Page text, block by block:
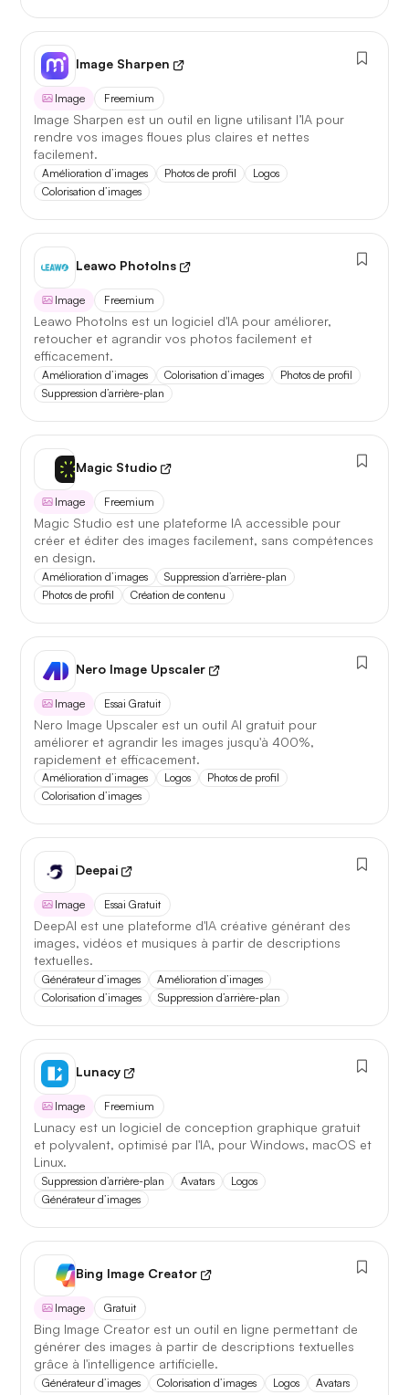
Image Sharpen
Image Freemium
Image Sharpen est un outil en ligne utilisant l’IA pour
rendre vos images floues plus claires et nettes
facilement.
Amélioration d’images Photos de profil
Logos
Colorisation d’images
Leawo PhotoIns
Image Freemium
Leawo PhotoIns est un logiciel d'IA pour améliorer,
retoucher et agrandir vos photos facilement et
efficacement.
Amélioration d’images Colorisation d’images
Photos de profil
Suppression d’arrière-plan
Magic Studio
Image Freemium
Magic Studio est une plateforme IA accessible pour
créer et éditer des images facilement, sans compétences
en design.
Amélioration d’images
Suppression d’arrière-plan
Photos de profil
Création de contenu
Nero Image Upscaler
Image Essai Gratuit
Nero Image Upscaler est un outil AI gratuit pour
améliorer et agrandir les images jusqu'à 400%,
rapidement et efficacement.
Amélioration d’images Logos
Photos de profil
Colorisation d’images
Deepai
Image Essai Gratuit
DeepAI est une plateforme d'IA créative générant des
images, vidéos et musiques à partir de descriptions
textuelles.
Générateur d’images
Amélioration d’images
Colorisation d’images
Suppression d’arrière-plan
Lunacy
Image Freemium
Lunacy est un logiciel de conception graphique gratuit
et polyvalent, optimisé par l'IA, pour Windows, macOS et
Linux.
Suppression d’arrière-plan Avatars
Logos
Générateur d’images
Bing Image Creator
Image Gratuit
Bing Image Creator est un outil en ligne permettant de
générer des images à partir de descriptions textuelles
grâce à l'intelligence artificielle.
Générateur d’images Colorisation d’images Logos Avatars